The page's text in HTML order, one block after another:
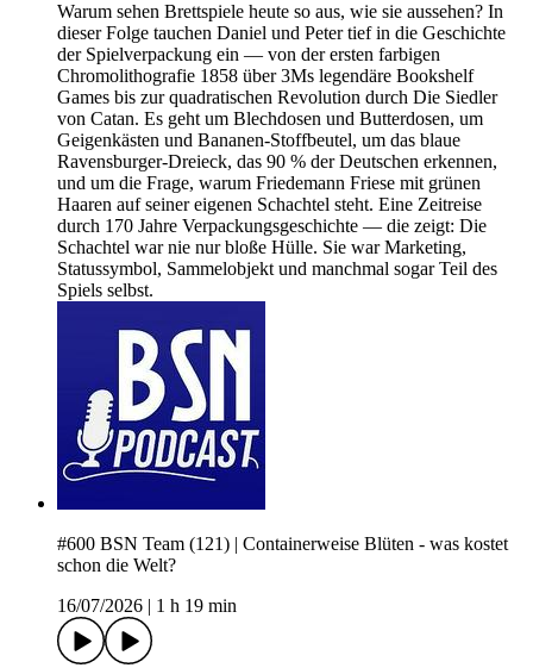
Warum sehen Brettspiele heute so aus, wie sie aussehen? In
dieser Folge tauchen Daniel und Peter tief in die Geschichte
der Spielverpackung ein — von der ersten farbigen
Chromolithografie 1858 über 3Ms legendäre Bookshelf
Games bis zur quadratischen Revolution durch Die Siedler
von Catan. Es geht um Blechdosen und Butterdosen, um
Geigenkästen und Bananen-Stoffbeutel, um das blaue
Ravensburger-Dreieck, das 90 % der Deutschen erkennen,
und um die Frage, warum Friedemann Friese mit grünen
Haaren auf seiner eigenen Schachtel steht. Eine Zeitreise
durch 170 Jahre Verpackungsgeschichte — die zeigt: Die
Schachtel war nie nur bloße Hülle. Sie war Marketing,
Statussymbol, Sammelobjekt und manchmal sogar Teil des
Spiels selbst.
#600 BSN Team (121) | Containerweise Blüten - was kostet
schon die Welt?
16/07/2026
1 h 19 min